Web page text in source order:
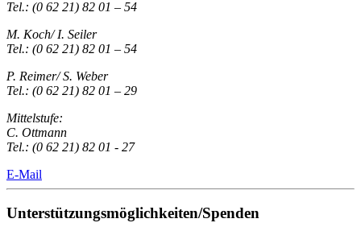
Tel.: (0 62 21) 82 01 – 54
M. Koch/ I. Seiler
Tel.: (0 62 21) 82 01 – 54
P. Reimer/ S. Weber
Tel.: (0 62 21) 82 01 – 29
Mittelstufe:
C. Ottmann
Tel.: (0 62 21) 82 01 - 27
E-Mail
Unterstützungsmöglichkeiten/Spenden